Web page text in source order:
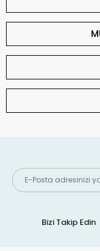
Bizi Takip Edin